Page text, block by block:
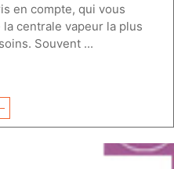
en compte, qui vous
centrale vapeur la plus
Souvent ...